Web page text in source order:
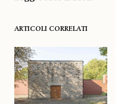
ARTICOLI CORRELATI